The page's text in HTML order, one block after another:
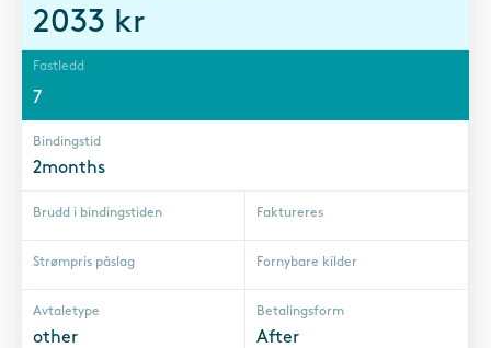
2033 kr
Fastledd
7
Bindingstid
2months
Brudd i bindingstiden Faktureres
Strømpris påslag Fornybare kilder
Avtaletype
other
Betalingsform
After